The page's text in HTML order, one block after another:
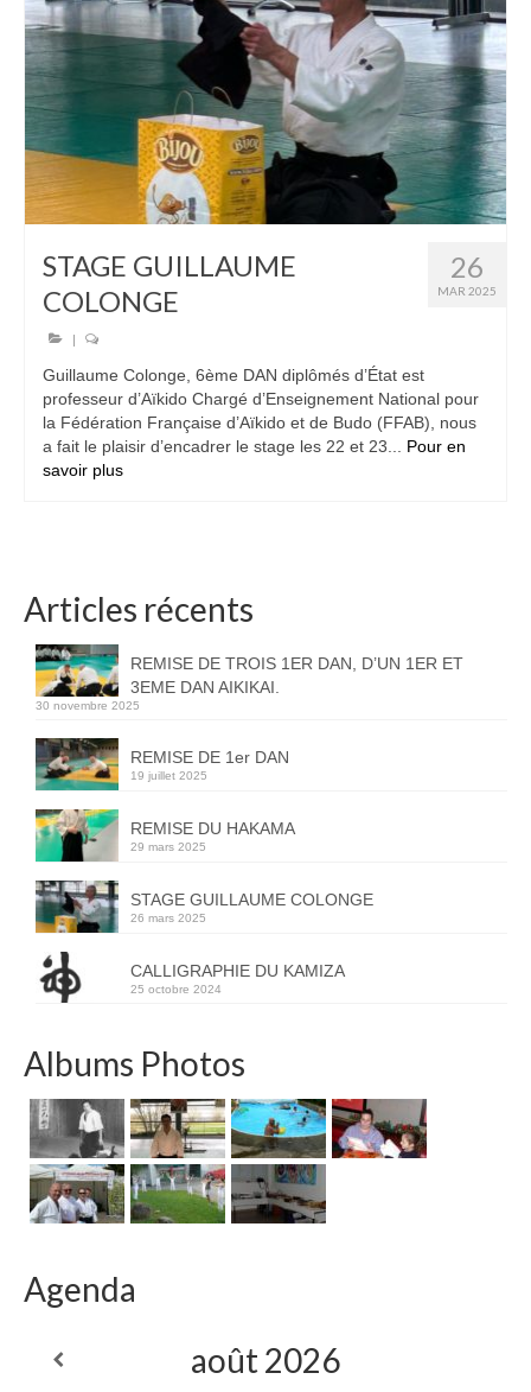
26
MAR 2025
STAGE GUILLAUME
COLONGE
Guillaume Colonge, 6ème DAN diplômés d’État est
professeur d’Aïkido Chargé d’Enseignement National pour
la Fédération Française d’Aïkido et de Budo (FFAB), nous
a fait le plaisir d’encadrer le stage les 22 et 23... Pour en
savoir plus
Articles récents
REMISE DE TROIS 1ER DAN, D’UN 1ER ET
3EME DAN AIKIKAI.
30 novembre 2025
REMISE DE 1er DAN
19 juillet 2025
REMISE DU HAKAMA
29 mars 2025
STAGE GUILLAUME COLONGE
26 mars 2025
CALLIGRAPHIE DU KAMIZA
25 octobre 2024
Albums Photos
Agenda
août2026